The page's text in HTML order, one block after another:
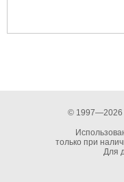
© 1997—2026
только при
Для